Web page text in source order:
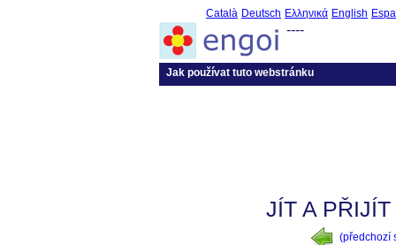
Català Deutsch Ελληνικά English
----
Jak používat tuto webstránku
JÍT A
(předchozí